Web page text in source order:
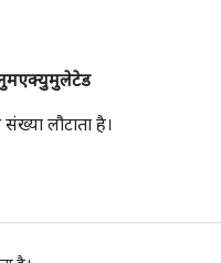
लौटाता है।